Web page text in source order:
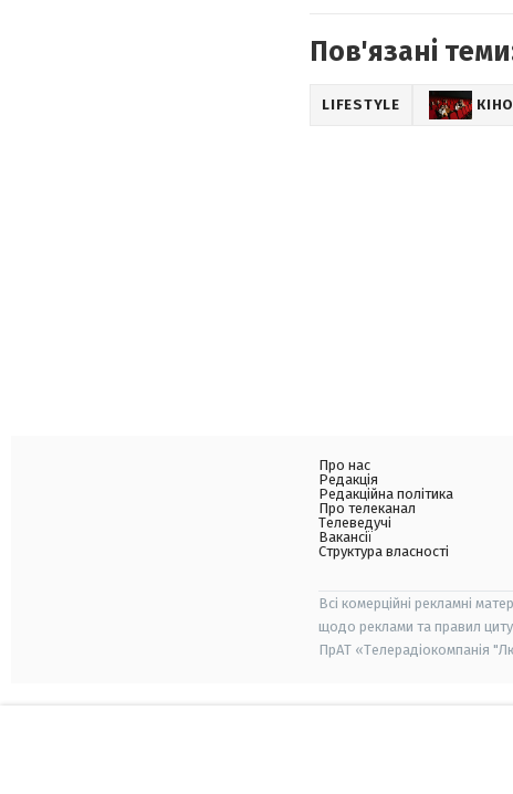
Пов'язані
LIFESTYLE КІНО
Про нас
Редакція
Редакційна політика
Про телеканал
Телеведучі
Вакансії
Структура власності
Всі комерційні рекламні
щодо реклами та правил
ПрАТ «Телерадіокомпанія